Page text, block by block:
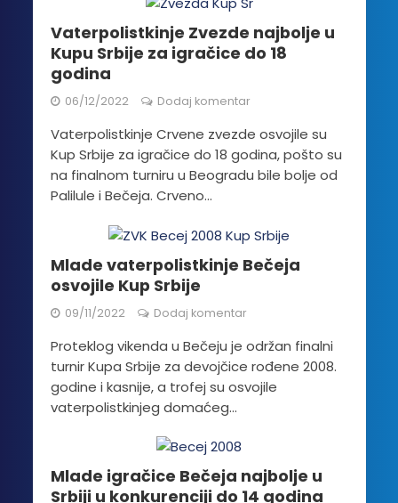
Vaterpolistkinje Zvezde najbolje u
Kupu Srbije za igračice do 18
godina
06/12/2022 Dodaj komentar
Vaterpolistkinje Crvene zvezde osvojile su
Kup Srbije za igračice do 18 godina, pošto su
na finalnom turniru u Beogradu bile bolje od
Palilule i Bečeja. Crveno...
Mlade vaterpolistkinje Bečeja
osvojile Kup Srbije
09/11/2022 Dodaj komentar
Proteklog vikenda u Bečeju je održan finalni
turnir Kupa Srbije za devojčice rođene 2008.
godine i kasnije, a trofej su osvojile
vaterpolistkinjeg domaćeg...
Mlade igračice Bečeja najbolje u
Srbiji u konkurenciji do 14 godina